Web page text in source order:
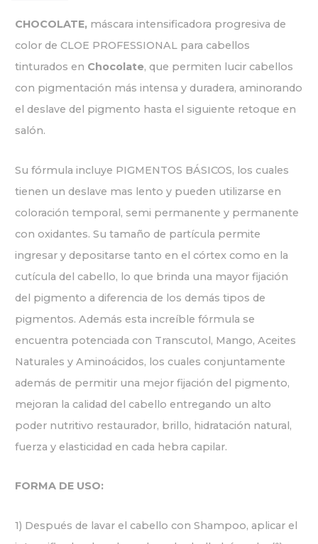
CHOCOLATE, máscara intensificadora progresiva de
color de CLOE PROFESSIONAL para cabellos
tinturados en Chocolate, que permiten lucir cabellos
con pigmentación más intensa y duradera, aminorando
el deslave del pigmento hasta el siguiente retoque en
salón.
Su fórmula incluye PIGMENTOS BÁSICOS, los cuales
tienen un deslave mas lento y pueden utilizarse en
coloración temporal, semi permanente y permanente
con oxidantes. Su tamaño de partícula permite
ingresar y depositarse tanto en el córtex como en la
cutícula del cabello, lo que brinda una mayor fijación
del pigmento a diferencia de los demás tipos de
pigmentos. Además esta increíble fórmula se
encuentra potenciada con Transcutol, Mango, Aceites
Naturales y Aminoácidos, los cuales conjuntamente
además de permitir una mejor fijación del pigmento,
mejoran la calidad del cabello entregando un alto
poder nutritivo restaurador, brillo, hidratación natural,
fuerza y elasticidad en cada hebra capilar.
FORMA DE USO:
1) Después de lavar el cabello con Shampoo, aplicar el